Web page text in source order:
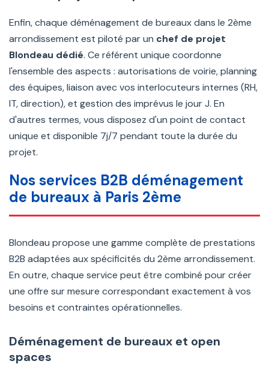
Enfin, chaque déménagement de bureaux dans le 2ème
arrondissement est piloté par un chef de projet
Blondeau dédié. Ce référent unique coordonne
l'ensemble des aspects : autorisations de voirie, planning
des équipes, liaison avec vos interlocuteurs internes (RH,
IT, direction), et gestion des imprévus le jour J. En
d'autres termes, vous disposez d'un point de contact
unique et disponible 7j/7 pendant toute la durée du
projet.
Nos services B2B déménagement
de bureaux à Paris 2ème
Blondeau propose une gamme complète de prestations
B2B adaptées aux spécificités du 2ème arrondissement.
En outre, chaque service peut être combiné pour créer
une offre sur mesure correspondant exactement à vos
besoins et contraintes opérationnelles.
Déménagement de bureaux et open
spaces